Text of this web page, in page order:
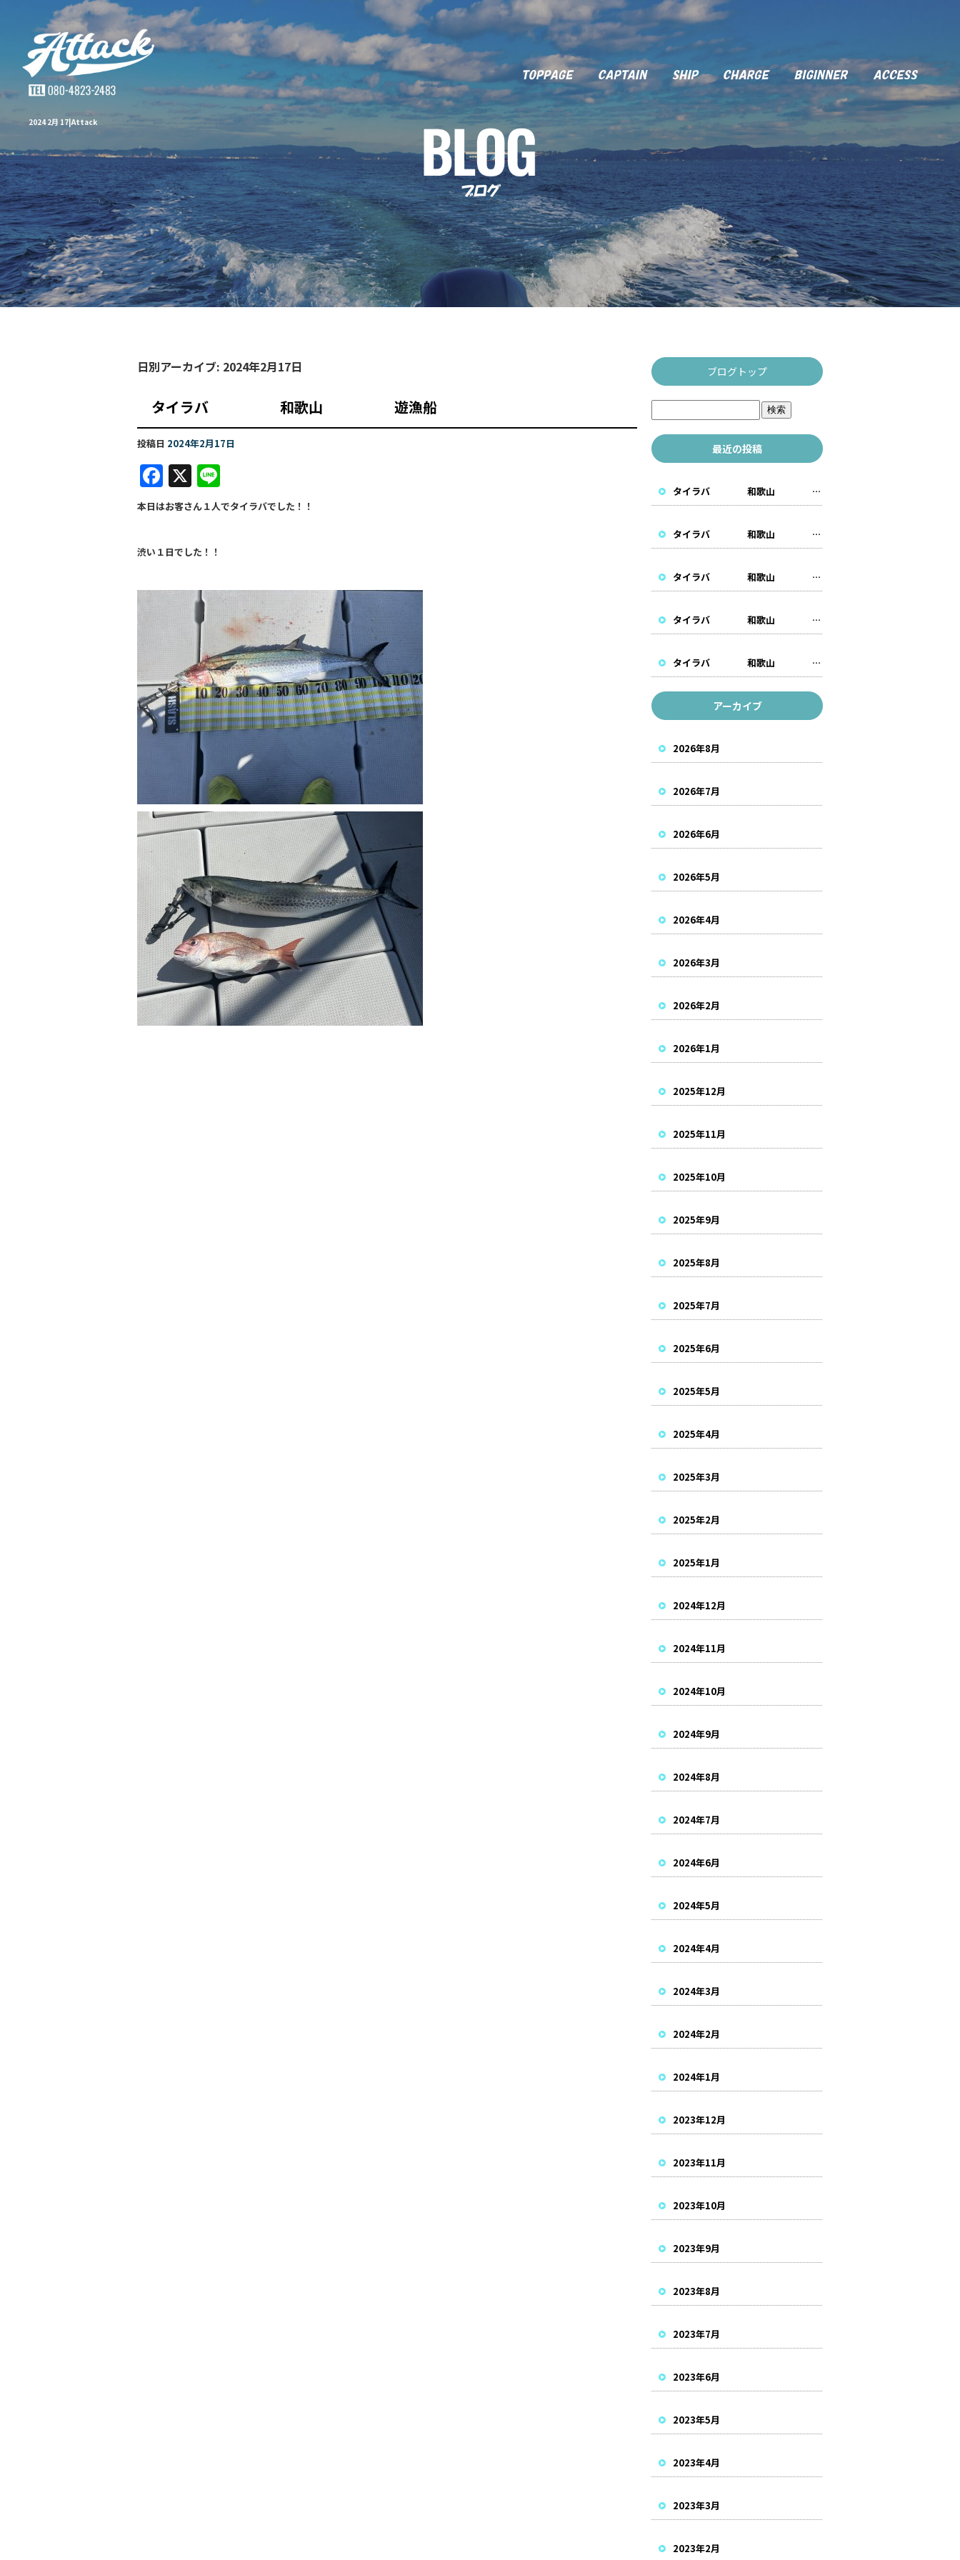
2024 2月 17|Attack
日別アーカイブ: 2024年2月17日
タイラバ 和歌山 遊漁船
投稿日 2024年2月17日
F
a
c
e
b
o
o
k
X
n
e
本日はお客さん１人でタイラバでした！！
渋い１日でした！！
ブログトップ
最近の投稿
タイラバ 和歌山 遊漁船
タイラバ 和歌山 遊漁船
タイラバ 和歌山 遊漁船
タイラバ 和歌山 遊漁船
タイラバ 和歌山 遊漁船
アーカイブ
2026年8月
2026年7月
2026年6月
2026年5月
2026年4月
2026年3月
2026年2月
2026年1月
2025年12月
2025年11月
2025年10月
2025年9月
2025年8月
2025年7月
2025年6月
2025年5月
2025年4月
2025年3月
2025年2月
2025年1月
2024年12月
2024年11月
2024年10月
2024年9月
2024年8月
2024年7月
2024年6月
2024年5月
2024年4月
2024年3月
2024年2月
2024年1月
2023年12月
2023年11月
2023年10月
2023年9月
2023年8月
2023年7月
2023年6月
2023年5月
2023年4月
2023年3月
2023年2月